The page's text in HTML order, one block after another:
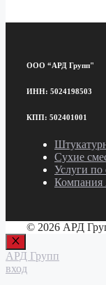
ООО “АРД Групп"
ИНН: 5024198503
КПП: 502401001
Сухие
Услуги по
Компания
© 2026 АРД
Закрыть
АРД Групп
вход